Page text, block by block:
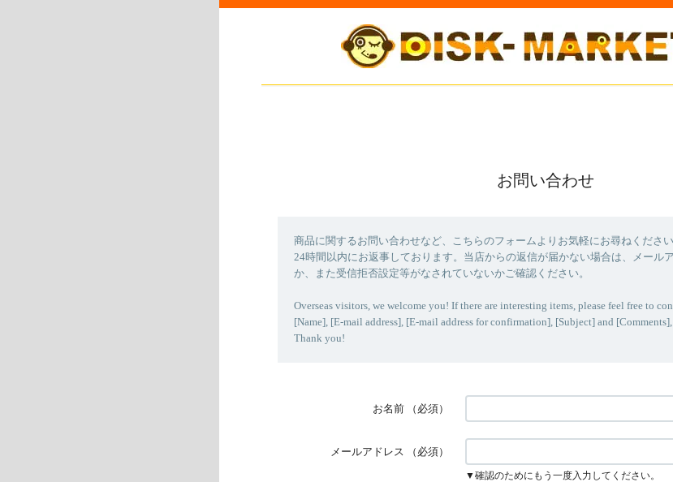
お問い合わせ
商品に関するお問い合わせなど、こちらのフォームよりお気軽にお尋ねください
24時間以内にお返事しております。当店からの返信が届かない場合は、メール
か、また受信拒否設定等がなされていないかご確認ください。
Overseas visitors, we welcome you! If there are interesting items, please feel free to
[Name], [E-mail address], [E-mail address for confirmation], [Subject] and
Thank you!
お名前 （必須）
メールアドレス （必須）
▼確認のためにもう一度入力してください。